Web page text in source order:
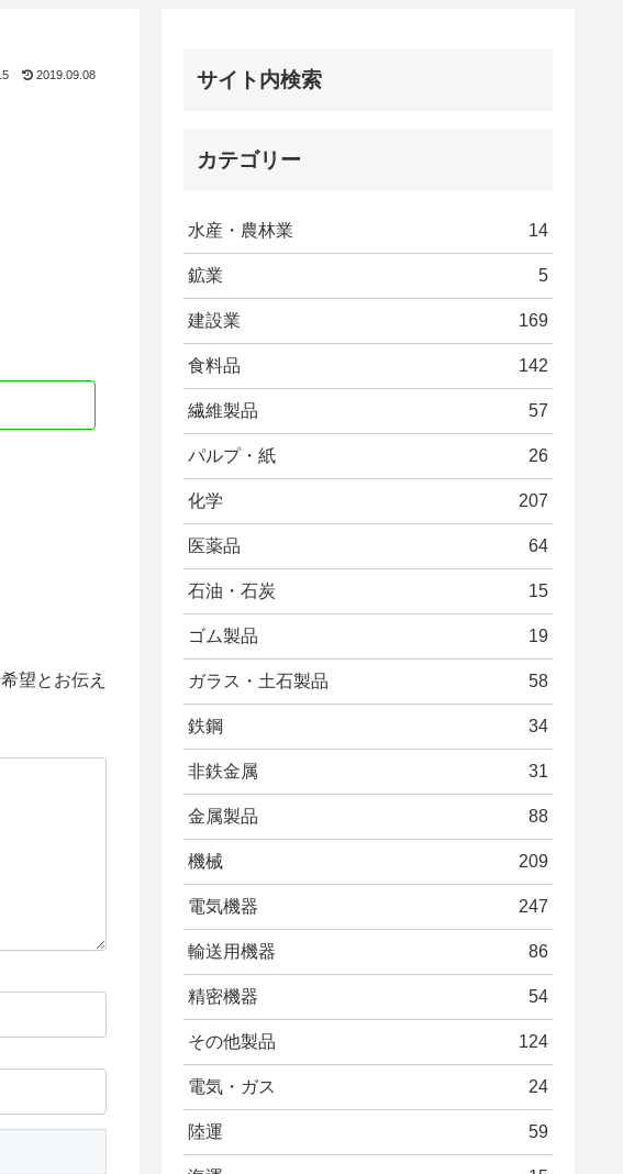
2019.09.08
望とお伝え
サイト内検索
カテゴリー
水産・農林業 14
鉱業 5
建設業 169
食料品 142
繊維製品 57
パルプ・紙 26
化学 207
医薬品 64
石油・石炭 15
ゴム製品 19
ガラス・土石製品 58
鉄鋼 34
非鉄金属 31
金属製品 88
機械 209
電気機器 247
輸送用機器 86
精密機器 54
その他製品 124
電気・ガス 24
陸運 59